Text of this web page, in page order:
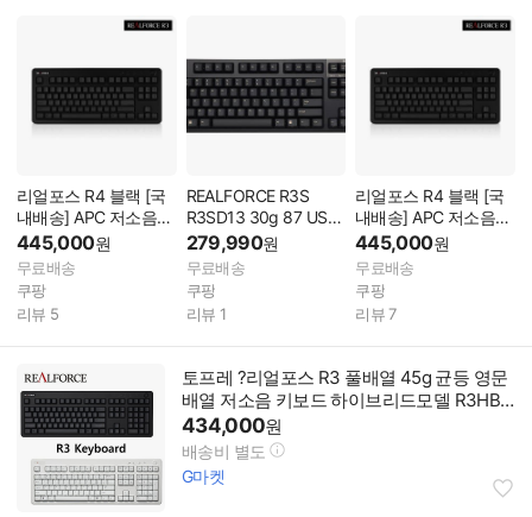
리얼포스 R4 블랙 [국
내배송] APC 저소음
텐키리스 토프레 키보
드 WINDOWS
445,000원
무료배송
쿠팡
리뷰 5
REALFORCE R3S
R3SD13 30g 87 USB
Windows 리얼 포스 히
가시 프레 키보드 저소
음 NO NONE
279,990원
무료배송
쿠팡
리뷰 1
리얼포스 R4 블랙 [국
내배송] APC 저소음
텐키리스 토프레 키보
드 WINDOWS
445,000원
무료배송
쿠팡
리뷰7
토프레 ?리얼포스 R3 풀배열 45g 균등 영문
배열 저소음 키보드 하이브리드모델 R3HB2
1 - R3HB21 45g
434,000원
배송비 별도
G마켓